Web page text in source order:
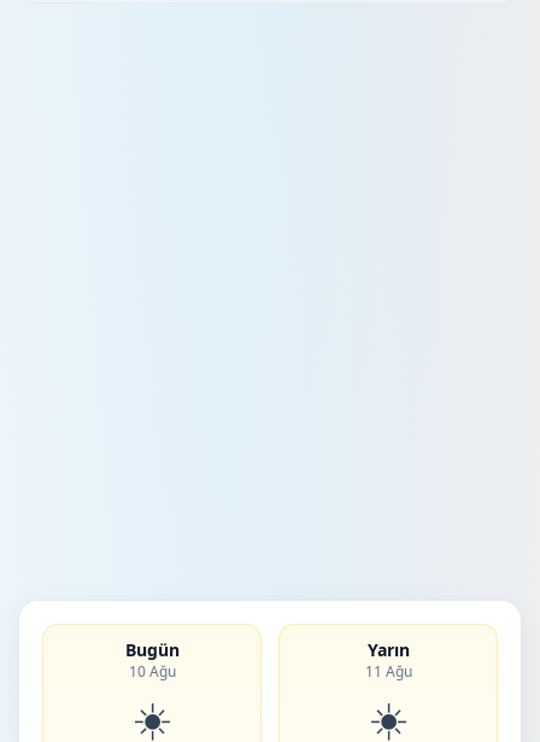
Bugün
10 Ağu
☀️
Yarın
11 Ağu
☀️